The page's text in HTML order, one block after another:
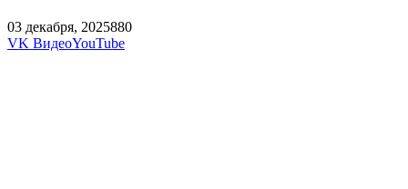
03 декабря, 2025880
VK ВидеоYouTube